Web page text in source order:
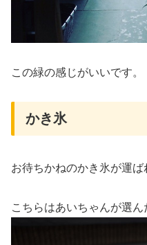
この緑の感じがいいです。
かき氷
お待ちかねのかき氷が運ば
こちらはあいちゃんが選ん